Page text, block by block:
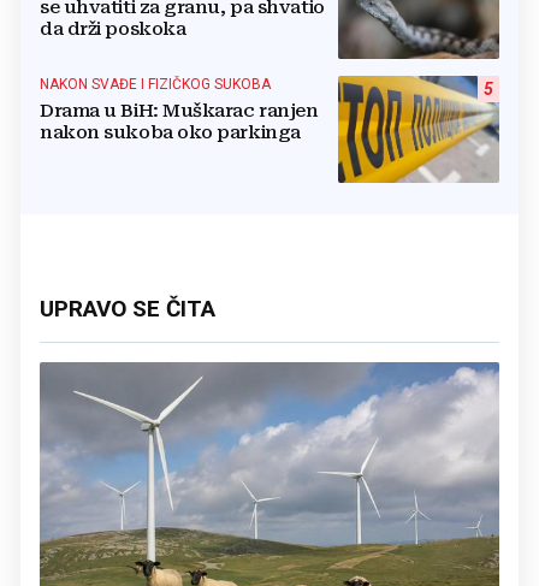
se uhvatiti za granu, pa shvatio
da drži poskoka
5
NAKON SVAĐE I FIZIČKOG SUKOBA
Drama u BiH: Muškarac ranjen
nakon sukoba oko parkinga
UPRAVO SE ČITA